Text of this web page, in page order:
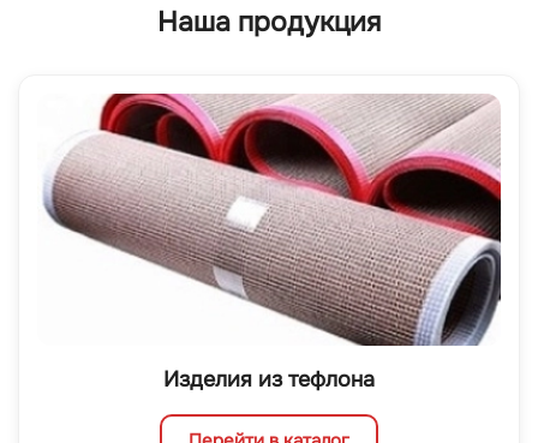
Наша продукция
Изделия из тефлона